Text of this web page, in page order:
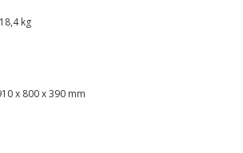
kg
x 800 x 390 mm